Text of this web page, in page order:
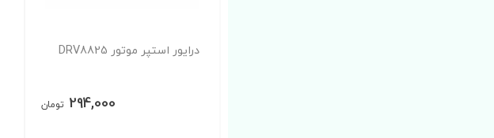
درایور استپر موتور DRV8825
294,000 تومان